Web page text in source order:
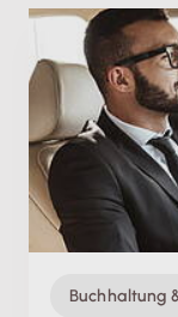
Buchhaltung